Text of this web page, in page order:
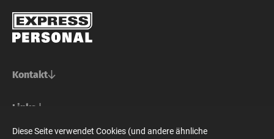
Kontakt
Basel/Nordwestschweiz
Steinenvorstadt 73
Bern/Mittelland
Links
Für Stellensuchende
Diese Seite verwendet Cookies (und andere ähnliche